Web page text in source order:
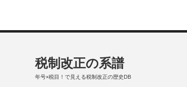
税制改正の系譜
年号×税目！で見える税制改正の歴史DB